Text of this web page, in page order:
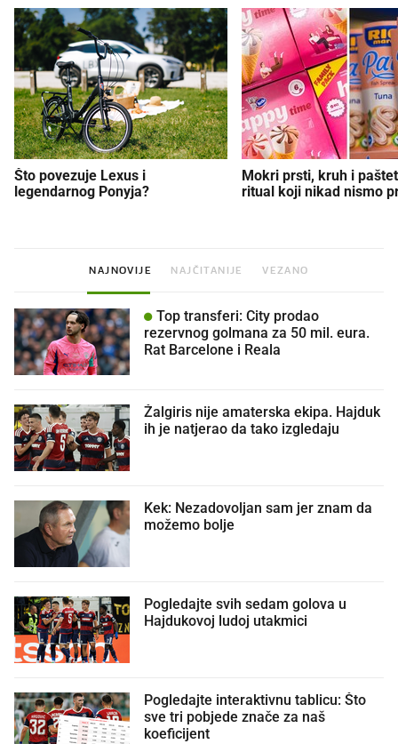
Što povezuje Lexus i
legendarnog Ponyja?
Mokri prsti, kruh i
ritual koji nikad nismo
NAJNOVIJE NAJČITANIJE VEZANO
Top transferi: City prodao
rezervnog golmana za 50 mil. eura.
Rat Barcelone i Reala
Žalgiris nije amaterska ekipa. Hajduk
ih je natjerao da tako izgledaju
Kek: Nezadovoljan sam jer znam da
možemo bolje
Pogledajte svih sedam golova u
Hajdukovoj ludoj utakmici
Pogledajte interaktivnu tablicu: Što
sve tri pobjede znače za naš
koeficijent